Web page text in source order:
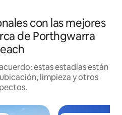
con las mejores
de Porthgwarra
estas estadías están
limpieza y otros